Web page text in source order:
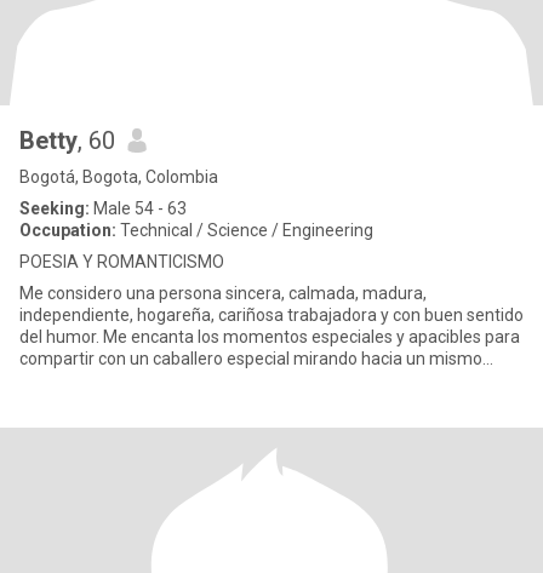
Betty, 60
Bogotá, Bogota, Colombia
Seeking: Male 54 - 63
Occupation: Technical / Science / Engineering
POESIA Y ROMANTICISMO
Me considero una persona sincera, calmada, madura,
independiente, hogareña, cariñosa trabajadora y con buen sentido
del humor. Me encanta los momentos especiales y apacibles para
compartir con un caballero especial mirando hacia un mismo